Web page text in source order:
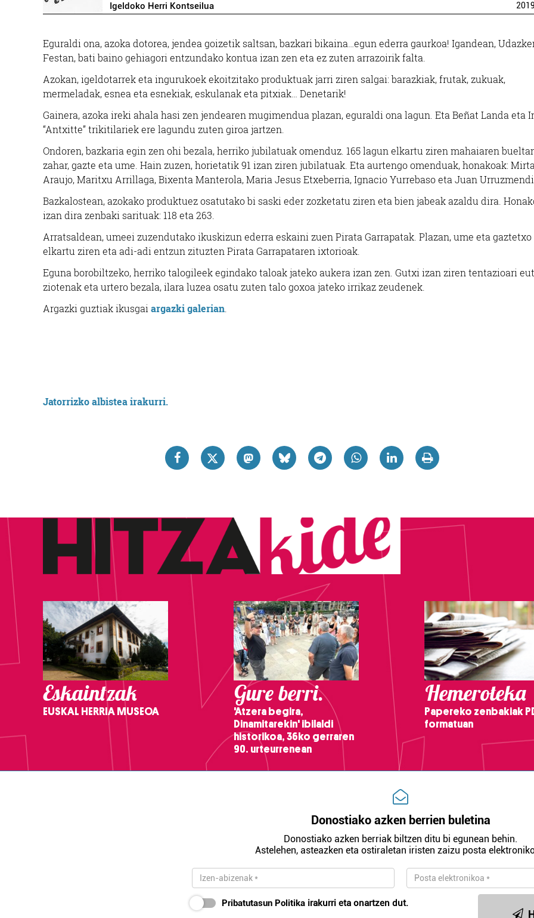
Igeldoko Herri Kontseilua 2019
Eguraldi ona, azoka dotorea, jendea goizetik saltsan, bazkari bikaina…egun ederra gaurkoa! Igandean,
Festan, bati baino gehiagori entzundako kontua izan zen eta ez zuten arrazoirik falta.
Azokan, igeldotarrek eta ingurukoek ekoitzitako produktuak jarri ziren salgai: barazkiak, frutak, zukuak,
mermeladak, esnea eta esnekiak, eskulanak eta pitxiak… Denetarik!
Gainera, azoka ireki ahala hasi zen jendearen mugimendua plazan, eguraldi ona lagun. Eta Beñat Landa eta
“Antxitte” trikitilariek ere lagundu zuten giroa jartzen.
Ondoren, bazkaria egin zen ohi bezala, herriko jubilatuak omenduz. 165 lagun elkartu ziren mahaiaren
zahar, gazte eta ume. Hain zuzen, horietatik 91 izan ziren jubilatuak. Eta aurtengo omenduak, honakoak: Mirta
Araujo, Maritxu Arrillaga, Bixenta Manterola, Maria Jesus Etxeberria, Ignacio Yurrebaso eta Juan Urruzmendi.
Bazkalostean, azokako produktuez osatutako bi saski eder zozketatu ziren eta bien jabeak azaldu dira.
izan dira zenbaki sarituak: 118 eta 263.
Arratsaldean, umeei zuzendutako ikuskizun ederra eskaini zuen Pirata Garrapatak. Plazan, ume eta gaztetxo
elkartu ziren eta adi-adi entzun zituzten Pirata Garrapataren ixtorioak.
Eguna borobiltzeko, herriko talogileek egindako taloak jateko aukera izan zen. Gutxi izan ziren tentazioari
ziotenak eta urtero bezala, ilara luzea osatu zuten talo goxoa jateko irrikaz zeudenek.
Argazki guztiak ikusgai argazki galerian
Jatorrizko albistea irakurri.
Eskaintzak
EUSKAL HERRIA MUSEOA
Gure berri.
'Atzera begira,
Dinamitarekin' ibilaldi
historikoa, 36ko gerraren
90. urteurrenean
Hemeroteka
Papereko zenbakiak
formatuan
Donostiako azken berrien buletina
Donostiako azken berriak biltzen ditu bi egunean behin.
Astelehen, asteazken eta ostiraletan iristen zaizu posta
Pribatutasun Politika irakurri eta onartzen dut.